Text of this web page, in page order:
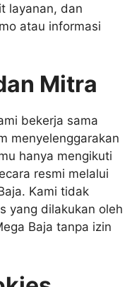
layanan, dan
atau informasi
Mitra
bekerja sama
menyelenggarakan
hanya mengikuti
resmi melalui
Kami tidak
yang dilakukan oleh
Baja tanpa izin